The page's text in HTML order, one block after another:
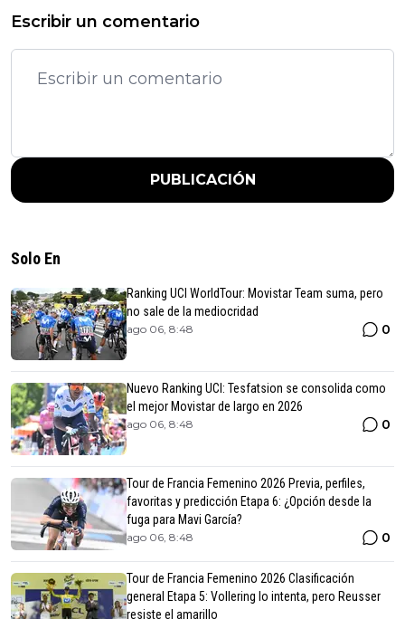
Escribir un comentario
PUBLICACIÓN
Solo En
Ranking UCI WorldTour: Movistar Team suma, pero
no sale de la mediocridad
ago 06, 8:48 0
Nuevo Ranking UCI: Tesfatsion se consolida como
el mejor Movistar de largo en 2026
ago 06, 8:48 0
Tour de Francia Femenino 2026 Previa, perfiles,
favoritas y predicción Etapa 6: ¿Opción desde la
fuga para Mavi García?
ago 06, 8:48 0
Tour de Francia Femenino 2026 Clasificación
general Etapa 5: Vollering lo intenta, pero Reusser
resiste el amarillo